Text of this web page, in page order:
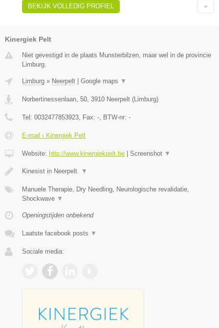
BEKIJK VOLLEDIG PROFIEL
Kinergiek Pelt
Niet gevestigd in de plaats Munsterbilzen, maar wel in de provincie
Limburg.
Limburg » Neerpelt | Google maps ▼
Norbertinessenlaan, 50 3910 Neerpelt (Limburg)
Tel: 0032477853923 , Fax: - , BTW-nr: -
E-mail › Kinergiek Pelt
Website: http://www.kinergiekpelt.be | Screenshot ▼
Kinesist in Neerpelt. ▼
Manuele Therapie, Dry Needling, Neurologische revalidatie,
Shockwave ▼
Openingstijden onbekend
Laatste facebook posts ▼
Sociale media: